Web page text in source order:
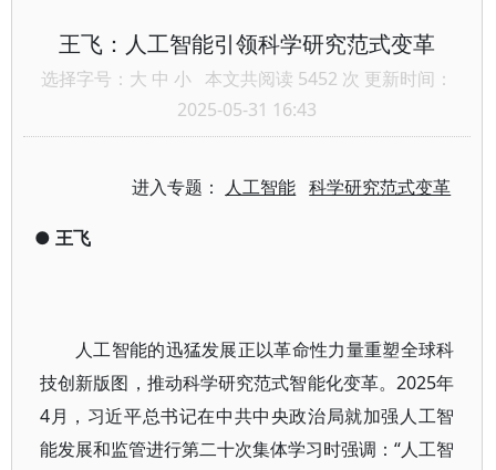
王飞：人工智能引领科学研究范式变革
选择字号： 大 中 小 本文共阅读 5452 次 更新时间：
2025-05-31 16:43
进入专题： 人工智能 科学研究范式变革
● 王飞
人工智能的迅猛发展正以革命性力量重塑全球科
技创新版图，推动科学研究范式智能化变革。2025年
4月，习近平总书记在中共中央政治局就加强人工智
能发展和监管进行第二十次集体学习时强调：“人工智